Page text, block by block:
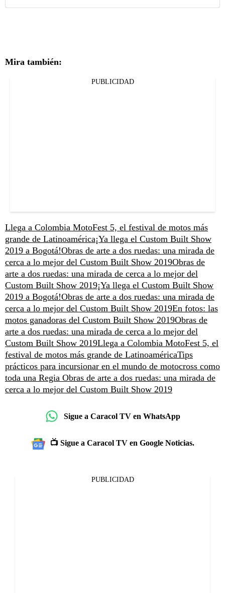
Mira también:
PUBLICIDAD
Llega a Colombia MotoFest 5, el festival de motos más
grande de Latinoamérica¡Ya llega el Custom Built Show
2019 a Bogotá!Obras de arte a dos ruedas: una mirada de
cerca a lo mejor del Custom Built Show 2019Obras de
arte a dos ruedas: una mirada de cerca a lo mejor del
Custom Built Show 2019¡Ya llega el Custom Built Show
2019 a Bogotá!Obras de arte a dos ruedas: una mirada de
cerca a lo mejor del Custom Built Show 2019En fotos: las
motos ganadoras del Custom Built Show 2019Obras de
arte a dos ruedas: una mirada de cerca a lo mejor del
Custom Built Show 2019Llega a Colombia MotoFest 5, el
festival de motos más grande de LatinoaméricaTips
prácticos para incursionar en el mundo de motocross como
toda una Regia Obras de arte a dos ruedas: una mirada de
cerca a lo mejor del Custom Built Show 2019
Sigue a Caracol TV en WhatsApp
📺 Sigue a Caracol TV en Google Noticias.
PUBLICIDAD